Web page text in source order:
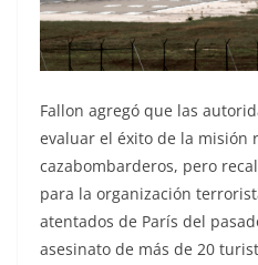
Fallon agregó que las
evaluar el éxito de la misión
cazabombarderos, pero
para la organización
atentados de París del
asesinato de más de 20